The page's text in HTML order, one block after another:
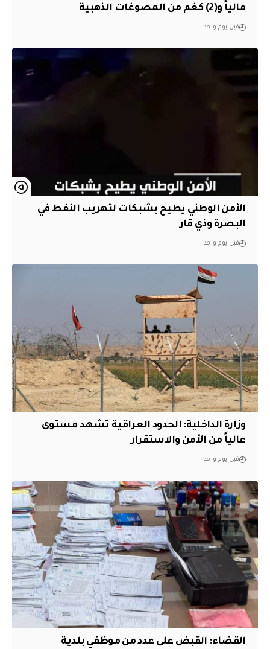
مالياً و(2) كغم من المصوغات الذهبية
قبل يوم واحد
الأمن الوطني يطيح بشبكات لتهريب النفط في
البصرة وذي قار
قبل يوم واحد
وزارة الداخلية: الحدود العراقية تشهد مستوى
عالياً من الأمن والاستقرار
قبل يوم واحد
القضاء: القبض على عدد من موظفي بلدية